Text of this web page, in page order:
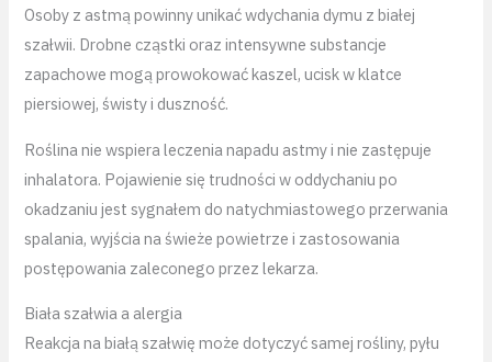
Osoby z astmą powinny unikać wdychania dymu z białej
szałwii. Drobne cząstki oraz intensywne substancje
zapachowe mogą prowokować kaszel, ucisk w klatce
piersiowej, świsty i duszność.
Roślina nie wspiera leczenia napadu astmy i nie zastępuje
inhalatora. Pojawienie się trudności w oddychaniu po
okadzaniu jest sygnałem do natychmiastowego przerwania
spalania, wyjścia na świeże powietrze i zastosowania
postępowania zaleconego przez lekarza.
Biała szałwia a alergia
Reakcja na białą szałwię może dotyczyć samej rośliny, pyłu